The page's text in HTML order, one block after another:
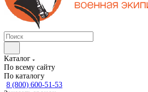
Каталог
По всему сайту
По каталогу
8 (800) 600-51-53